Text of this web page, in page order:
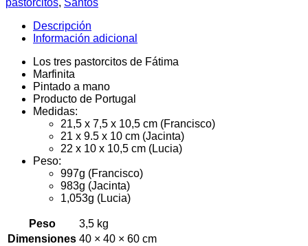
Descripción
Información adicional
Los tres pastorcitos de Fátima
Marfinita
Pintado a mano
Producto de Portugal
Medidas:
21,5 x 7,5 x 10,5 cm (Francisco)
21 x 9.5 x 10 cm (Jacinta)
22 x 10 x 10,5 cm (Lucia)
Peso:
997g (Francisco)
983g (Jacinta)
1,053g (Lucia)
Peso
3,5 kg
Dimensiones 40 × 40 × 60 cm